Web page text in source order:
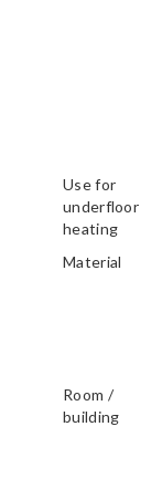
Use for
underfloor
heating
Material
Room /
building